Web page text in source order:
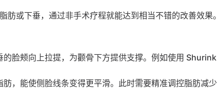
肪或下垂，通过非手术疗程就能达到相当不错的改善效
的脸颊向上拉提，为颧骨下方提供支撑。例如使用
肪，能使侧脸线条变得更平滑。此时需要精准调控脂肪减